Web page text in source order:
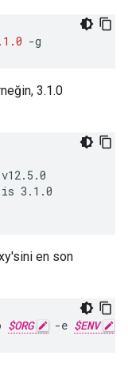
-g
3.1.0
is 3.1.0
en son
$ORG -e $ENV -